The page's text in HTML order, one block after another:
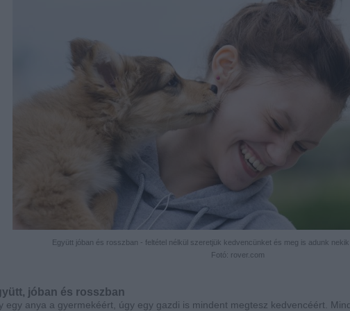
Együtt jóban és rosszban - feltétel nélkül szeretjük kedvencünket és meg is adunk
Fotó: rover.com
jóban és rosszban
egy anya a gyermekéért, úgy egy gazdi is mindent megtesz kedvencéért.